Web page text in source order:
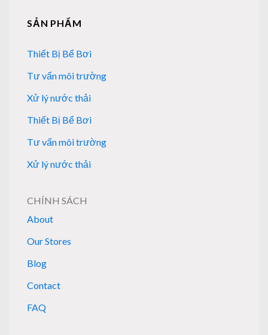
SẢN PHẨM
Thiết Bị Bể Bơi
Tư vấn môi trường
Xử lý nước thải
Thiết Bị Bể Bơi
Tư vấn môi trường
Xử lý nước thải
CHÍNH SÁCH
About
Our Stores
Blog
Contact
FAQ